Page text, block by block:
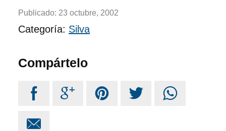
Publicado: 23 octubre, 2002
Categoría: Silva
Compártelo
    
